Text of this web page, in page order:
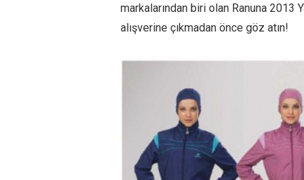
markalarından biri olan Ranuna
alışverine çıkmadan önce göz atın!